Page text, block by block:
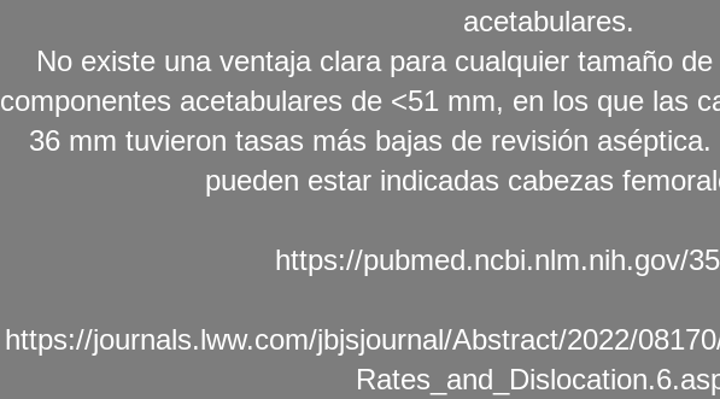
acetabulares.
No existe una ventaja clara para cualquier tamaño
componentes acetabulares de <51 mm, en los que las
36 mm tuvieron tasas más bajas de revisión
pueden estar indicadas cabezas
https://pubmed.ncbi.nlm.nih.gov/
https://journals.lww.com/jbjsjournal/Abstract/2022/